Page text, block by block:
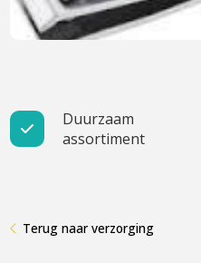
Cadeau
Schrijf je nu in voor
Duurzaam
assortiment
Terug naar verzorging